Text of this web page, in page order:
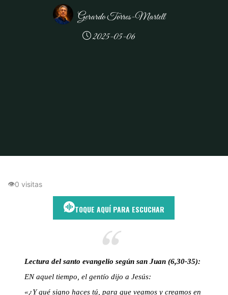
Gerardo Torres-Martell
2025-05-06
👁0 visitas
TOQUE AQUÍ PARA ESCUCHAR
Lectura del santo evangelio según san Juan (6,30-35):
EN aquel tiempo, el gentío dijo a Jesús:
«¿Y qué signo haces tú, para que veamos y creamos en